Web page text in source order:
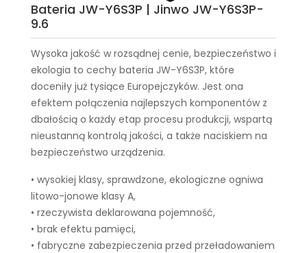
Bateria JW-Y6S3P | Jinwo JW-Y6S3P-
9.6
Wysoka jakość w rozsądnej cenie, bezpieczeństwo i
ekologia to cechy bateria JW-Y6S3P, które
doceniły już tysiące Europejczyków. Jest ona
efektem połączenia najlepszych komponentów z
dbałością o każdy etap procesu produkcji, wspartą
nieustanną kontrolą jakości, a także naciskiem na
bezpieczeństwo urządzenia.
• wysokiej klasy, sprawdzone, ekologiczne ogniwa
litowo-jonowe klasy A,
• rzeczywista deklarowana pojemność,
• brak efektu pamięci,
• fabryczne zabezpieczenia przed przeładowaniem